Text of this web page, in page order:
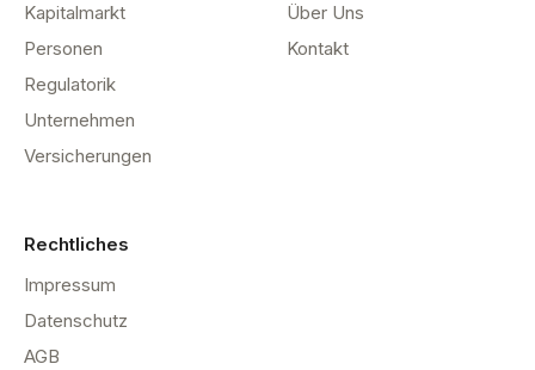
Kapitalmarkt
Personen
Regulatorik
Unternehmen
Versicherungen
Über Uns
Kontakt
Rechtliches
Impressum
Datenschutz
AGB